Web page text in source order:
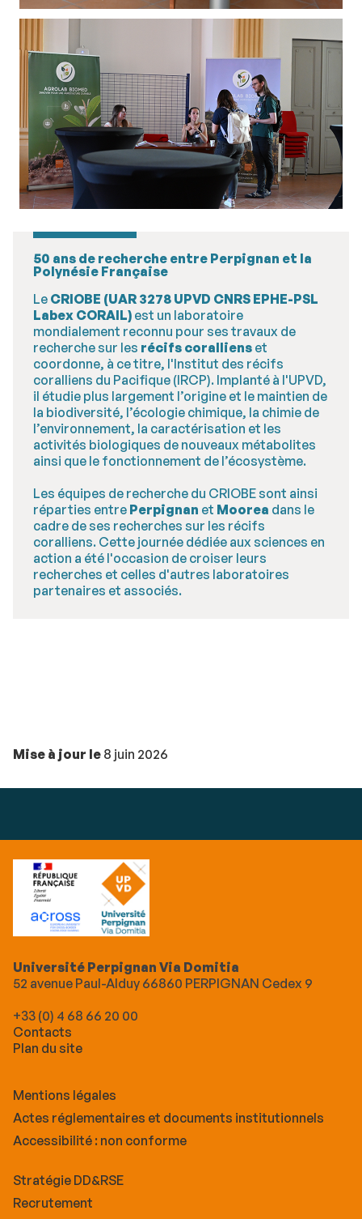
50 ans de recherche entre Perpignan et la
Polynésie Française
Le CRIOBE (UAR 3278 UPVD CNRS EPHE-PSL
Labex CORAIL) est un laboratoire
mondialement reconnu pour ses travaux de
recherche sur les récifs coralliens et
coordonne, à ce titre, l'Institut des récifs
coralliens du Pacifique (IRCP). Implanté à l'UPVD,
il étudie plus largement l’origine et le maintien de
la biodiversité, l’écologie chimique, la chimie de
l’environnement, la caractérisation et les
activités biologiques de nouveaux métabolites
ainsi que le fonctionnement de l’écosystème.
Les équipes de recherche du CRIOBE sont ainsi
réparties entre Perpignan et Moorea dans le
cadre de ses recherches sur les récifs
coralliens. Cette journée dédiée aux sciences en
action a été l'occasion de croiser leurs
recherches et celles d'autres laboratoires
partenaires et associés.
Mise à jour le 8 juin 2026
Université Perpignan Via Domitia
52 avenue Paul-Alduy 66860 PERPIGNAN Cedex 9
+33 (0) 4 68 66 20 00
Contacts
Plan du site
Mentions légales
Actes réglementaires et documents institutionnels
Accessibilité : non conforme
Stratégie DD&RSE
Recrutement